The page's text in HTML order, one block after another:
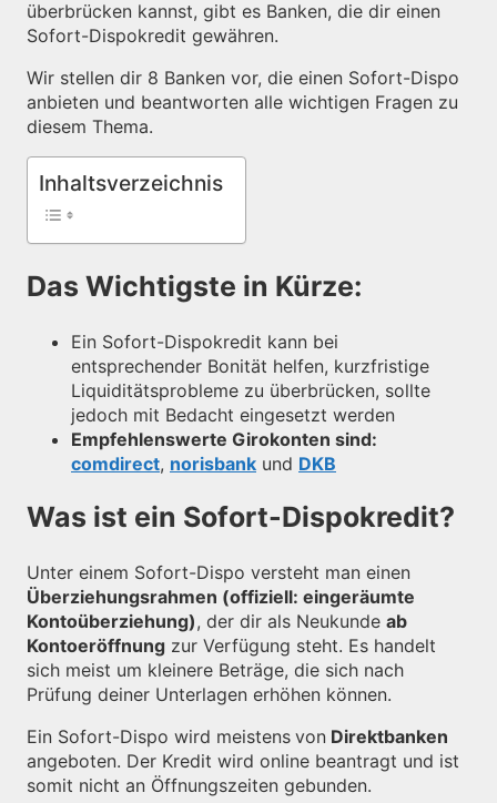
überbrücken kannst, gibt es Banken, die dir einen
Sofort-Dispokredit gewähren.
Wir stellen dir 8 Banken vor, die einen Sofort-Dispo
anbieten und beantworten alle wichtigen Fragen zu
diesem Thema.
Inhaltsverzeichnis
Das Wichtigste in Kürze:
Ein Sofort-Dispokredit kann bei
entsprechender Bonität helfen, kurzfristige
Liquiditätsprobleme zu überbrücken, sollte
jedoch mit Bedacht eingesetzt werden
Empfehlenswerte Girokonten sind:
comdirect, norisbank und DKB
Was ist ein Sofort-Dispokredit?
Unter einem Sofort-Dispo versteht man einen
Überziehungsrahmen (offiziell: eingeräumte
Kontoüberziehung), der dir als Neukunde ab
Kontoeröffnung zur Verfügung steht. Es handelt
sich meist um kleinere Beträge, die sich nach
Prüfung deiner Unterlagen erhöhen können.
Ein Sofort-Dispo wird meistens von Direktbanken
angeboten. Der Kredit wird online beantragt und ist
somit nicht an Öffnungszeiten gebunden.